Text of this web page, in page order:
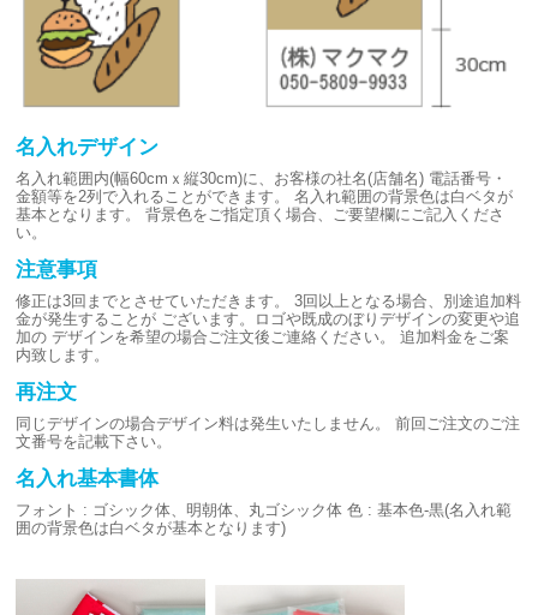
名入れデザイン
名入れ範囲内(幅60cmｘ縦30cm)に、お客様の社名(店舗名) 電話番号・
金額等を2列で入れることができます。
名入れ範囲の背景色は白ベタが
基本となります。
背景色をご指定頂く場合、ご要望欄にご記入くださ
い。
注意事項
修正は3回までとさせていただきます。
3回以上となる場合、別途追加料
金が発生することが ございます。ロゴや既成のぼりデザインの変更や追
加の デザインを希望の場合ご注文後ご連絡ください。
追加料金をご案
内致します。
再注文
同じデザインの場合デザイン料は発生いたしません。
前回ご注文のご注
文番号を記載下さい。
名入れ基本書体
フォント : ゴシック体、明朝体、丸ゴシック体 色 : 基本色-黒(名入れ範
囲の背景色は白ベタが基本となります)